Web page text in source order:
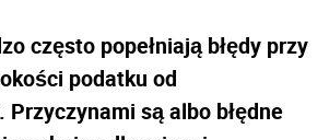
często popełniają błędy przy
podatku od
są albo błędne